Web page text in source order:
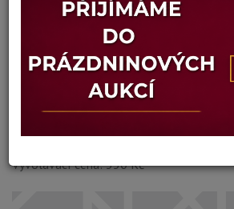
Stav: dobrý
Konec dražby: 20.07.2026 20:01 SELČ
Dosažená cena:neprodáno
Vyvolávací cena: 350 Kč